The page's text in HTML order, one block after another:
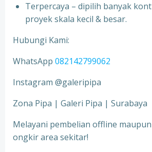
Terpercaya – dipilih banyak
proyek skala kecil & besar.
Hubungi Kami:
WhatsApp 082142799062
Instagram @galeripipa
Zona Pipa | Galeri Pipa | Surabaya
Melayani pembelian offline
ongkir area sekitar!